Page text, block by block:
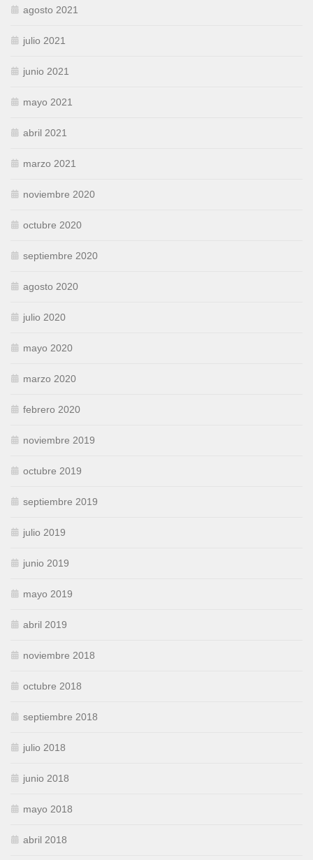
agosto 2021
julio 2021
junio 2021
mayo 2021
abril 2021
marzo 2021
noviembre 2020
octubre 2020
septiembre 2020
agosto 2020
julio 2020
mayo 2020
marzo 2020
febrero 2020
noviembre 2019
octubre 2019
septiembre 2019
julio 2019
junio 2019
mayo 2019
abril 2019
noviembre 2018
octubre 2018
septiembre 2018
julio 2018
junio 2018
mayo 2018
abril 2018